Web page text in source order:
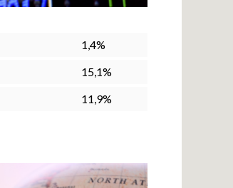
1,4%
15,1%
11,9%